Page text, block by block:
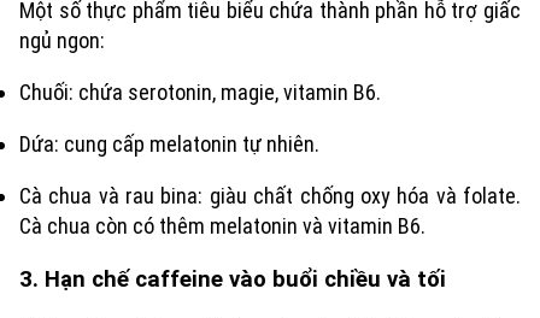
Một số thực phẩm tiêu biểu chứa thành phần hỗ trợ giấc
ngủ ngon:
Chuối: chứa serotonin, magie, vitamin B6.
Dứa: cung cấp melatonin tự nhiên.
Cà chua và rau bina: giàu chất chống oxy hóa và folate.
Cà chua còn có thêm melatonin và vitamin B6.
3. Hạn chế caffeine vào buổi chiều và tối